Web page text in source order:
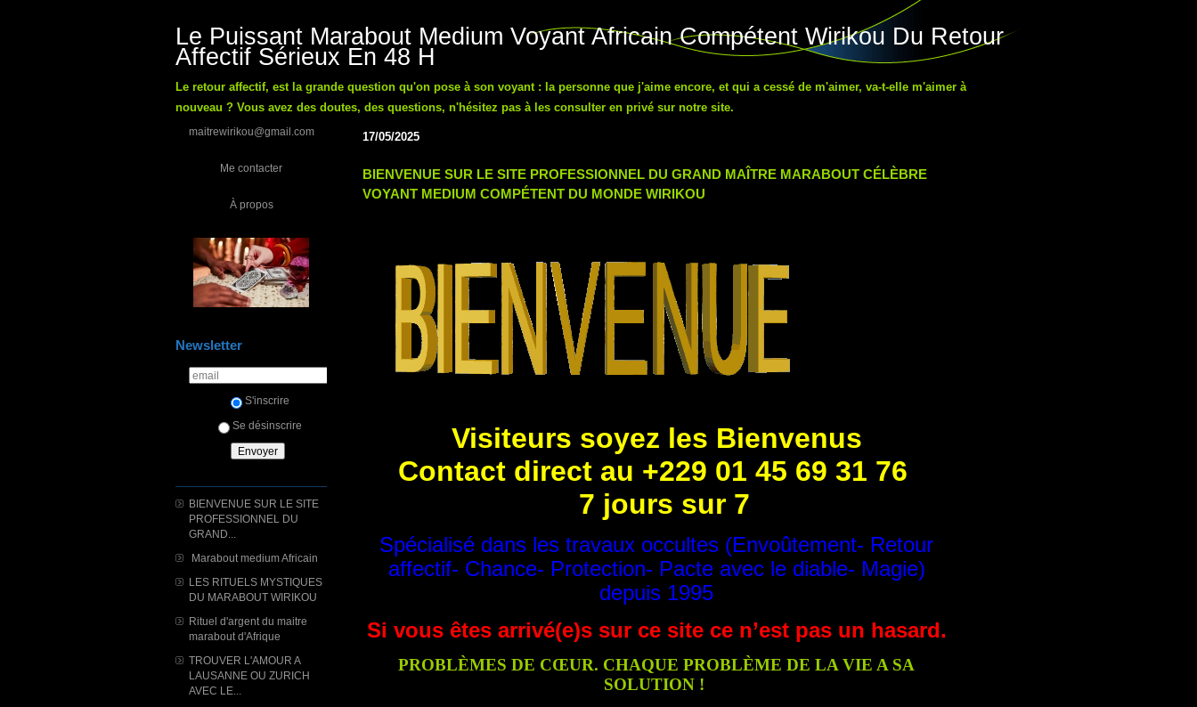
Le Puissant Marabout Medium Voyant Africain Compétent Wirikou Du Retour
Affectif Sérieux En 48 H
Le retour affectif, est la grande question qu'on pose à son voyant : la personne que j'aime encore, et qui a cessé de m'aimer, va-t-elle m'aimer à
nouveau ? Vous avez des doutes, des questions, n'hésitez pas à les consulter en privé sur notre site.
maitrewirikou@gmail.com
Me contacter
À propos
Newsletter
S'inscrire
Se désinscrire
BIENVENUE SUR LE SITE
PROFESSIONNEL DU
GRAND...
Marabout medium Africain
LES RITUELS MYSTIQUES
DU MARABOUT WIRIKOU
Rituel d'argent du maitre
marabout d'Afrique
TROUVER L'AMOUR A
LAUSANNE OU ZURICH
AVEC LE...
17/05/2025
BIENVENUE SUR LE SITE PROFESSIONNEL DU GRAND MAÎTRE MARABOUT CÉLÈBRE
VOYANT MEDIUM COMPÉTENT DU MONDE WIRIKOU
Visiteurs soyez les Bienvenus
Contact direct au +229 01 45 69 31 76
7 jours sur 7
Spécialisé dans les travaux occultes (Envoûtement- Retour
affectif- Chance- Protection- Pacte avec le diable- Magie)
depuis 1995
Si vous êtes arrivé(e)s sur ce site ce n’est pas un hasard.
PROBLÈMES DE CŒUR. CHAQUE PROBLÈME DE LA VIE A SA
SOLUTION !